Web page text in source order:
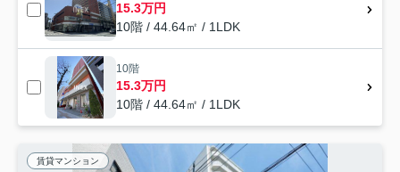
15.3万円
10階 / 44.64㎡ / 1LDK
10階
15.3万円
10階 / 44.64㎡ / 1LDK
賃貸マンション